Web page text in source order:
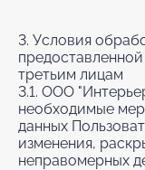
3. Условия
третьим лицам
3.1. ООО
необходимые
данных
изменения,
неправомерных